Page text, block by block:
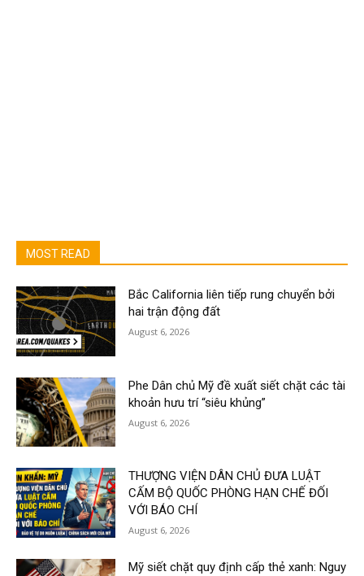
MOST READ
Bắc California liên tiếp rung chuyển bởi
hai trận động đất
August 6, 2026
Phe Dân chủ Mỹ đề xuất siết chặt các tài
khoản hưu trí “siêu khủng”
August 6, 2026
THƯỢNG VIỆN DÂN CHỦ ĐƯA LUẬT
CẤM BỘ QUỐC PHÒNG HẠN CHẾ ĐỐI
VỚI BÁO CHÍ
August 6, 2026
Mỹ siết chặt quy định cấp thẻ xanh: Nguy